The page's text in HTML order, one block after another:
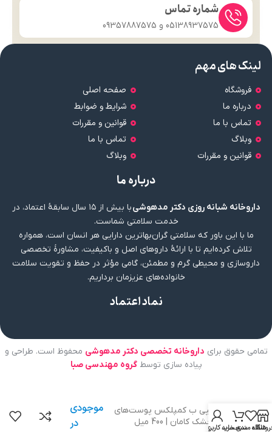
شماره تماس
05138937575 و 09357887575
لینک های مهم
فروشگاه
درباره ما
تماس با ما
وبلاگ
قوانین و مقررات
صفحه اصلی
شرایط و ضوابط
قوانین و مقررات
تماس با ما
وبلاگ
درباره ما
داروخانه شبانه روزی دکتر مدهوشی
با بیش از ۱۵ سال سابقهٔ اعتماد، در
خدمت سلامتی شماست.
ما با این باور که سلامتی گران‌بهاترین دارایی هر انسان است، همواره
تلاش کرده‌ایم تا با ارائهٔ داروهای اصل و باکیفیت، مشاورهٔ تخصصی
داروسازی و محیطی گرم و مطمئن، گامی مؤثر در حفظ و تقویت سلامت
خانواده‌های عزیزمان برداریم.
نماد اعتماد
تمامی حقوق برای داروخانه تخصصی دکتر مدهوشی محفوظ است. طراحی و
پیاده سازی توسطگروه مهندسی صبا
علاقه مندیسبد خرید
حساب کاربری من
کرم پمپی ب کمپلکس پوست‌های
خیلی خشک کامان | 400 میل
موجودی
در